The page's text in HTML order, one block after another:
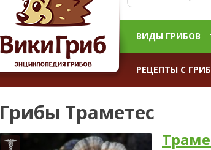
ВИДЫ ГРИБОВ
РЕЦЕПТЫ С
Грибы Траметес